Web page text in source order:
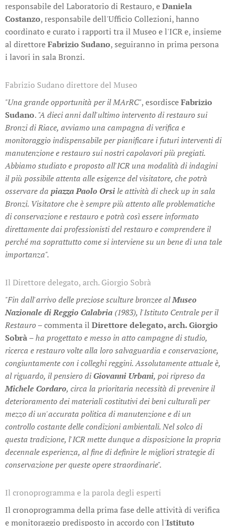
responsabile del Laboratorio di Restauro, eDaniela
Costanzo, responsabile dell'Ufficio Collezioni, hanno
coordinato e curato i rapporti tra il Museo e l'ICR e, insieme
al direttoreFabrizio Sudano, seguiranno in prima persona
i lavori in sala Bronzi.
Fabrizio Sudano direttore del Museo
"Una grande opportunità per il MArRC", esordisceFabrizio
Sudano."A dieci anni dall'ultimo intervento di restauro sui
Bronzi di Riace, avviamo una campagna di verifica e
monitoraggio indispensabile per pianificare i futuri interventi di
manutenzione e restauro sui nostri capolavori più pregiati.
Abbiamo studiato e proposto all'ICR una modalità di indagini
il più possibile attenta alle esigenze del visitatore, che potrà
osservare da piazzaPaolo Orsile attività di check up in sala
Bronzi. Visitatore che è sempre più attento alle problematiche
di conservazione e restauro e potrà così essere informato
direttamente dai professionisti del restauro e comprendere il
perché ma soprattutto come si interviene su un bene di una tale
importanza".
Il Direttore delegato, arch. Giorgio Sobrà
"Fin dall'arrivo delle preziose sculture bronzee alMuseo
Nazionale di Reggio Calabria (1983), l'Istituto Centrale per il
Restauro –commenta il Direttore delegato, arch. Giorgio
Sobrà– ha progettato e messo in atto campagne di studio,
ricerca e restauro volte alla loro salvaguardia e conservazione,
congiuntamente con i colleghi reggini. Assolutamente attuale è,
al riguardo, il pensiero diGiovanni Urbani, poi ripreso da
Michele Cordaro, circa la prioritaria necessità di prevenire il
deterioramento dei materiali costitutivi dei beni culturali per
mezzo di un'accurata politica di manutenzione e di un
controllo costante delle condizioni ambientali. Nel solco di
questa tradizione, l'ICR mette dunque a disposizione la propria
decennale esperienza, al fine di definire le migliori strategie di
conservazione per queste opere straordinarie".
Il cronoprogramma e la parola degli esperti
Il cronoprogramma della prima fase delle attività di verifica
e monitoraggio predisposto in accordo con l'Istituto